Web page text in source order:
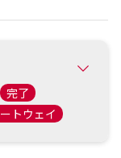
完了
トウェイ